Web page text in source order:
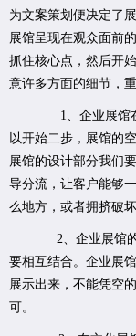
为文案策划便决定了
展馆呈现在观众面前
抓住核心点，然后开
意许多方面的细节，
1、企业展馆在
以开始二步，展馆的
展馆的设计部分我们
导分流，让客户能够
么地方，或者拥挤破
2、企业展馆的
要相互结合。企业展
展示出来，不能凭空
可。